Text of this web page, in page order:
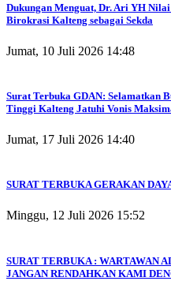
Dukungan Menguat, Dr. Ari YH
Birokrasi Kalteng sebagai Sekda
Jumat, 10 Juli 2026 14:48
Surat Terbuka GDAN: Selamatkan
Tinggi Kalteng Jatuhi Vonis
Jumat, 17 Juli 2026 14:40
SURAT TERBUKA GERAKAN
Minggu, 12 Juli 2026 15:52
SURAT TERBUKA : WARTAWAN
JANGAN RENDAHKAN KAMI